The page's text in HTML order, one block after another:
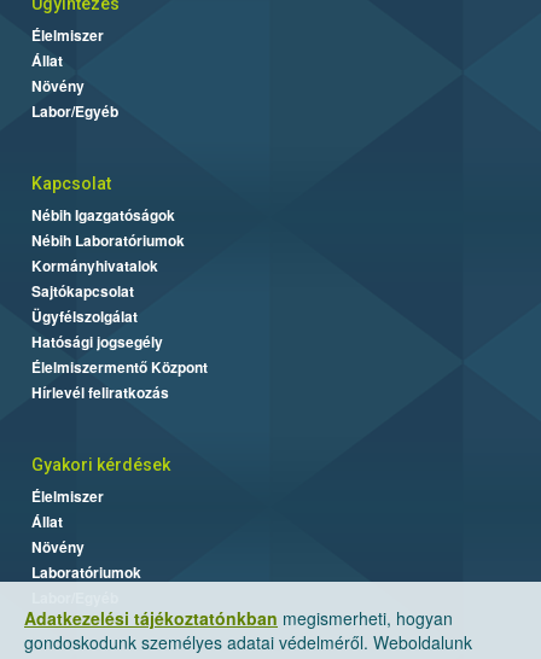
Adatkezelési tájékoztatónkban megismerheti, hogyan
gondoskodunk személyes adatai védelméről. Weboldalunk
Élelmiszer
Állat
Növény
Labor/Egyéb
Kapcsolat
Nébih Igazgatóságok
Nébih Laboratóriumok
Kormányhivatalok
Sajtókapcsolat
Ügyfélszolgálat
Hatósági jogsegély
Élelmiszermentő Központ
Hírlevél feliratkozás
Gyakori kérdések
Élelmiszer
Állat
Növény
Laboratóriumok